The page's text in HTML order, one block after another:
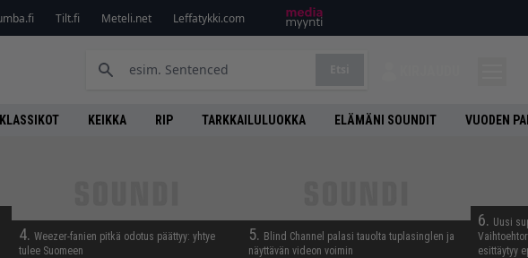
Tilt.fi Meteli.net Leffatykki.com
KEIKKA RIP TARKKAILULUOKKA ELÄMÄNI SOUNDIT VUODEN
4. Weezer-fanien pitkä odotus päättyy: yhtye
tulee Suomeen
5. Blind Channel palasi tauolta tuplasinglen ja
näyttävän videon voimin
6. Uusi
esittäytyy